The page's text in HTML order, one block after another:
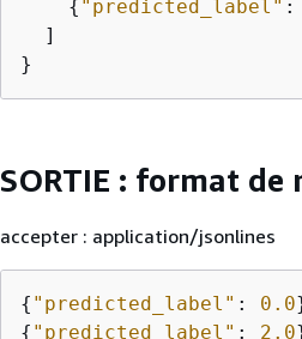
{ "predicted_label" :
  ]
}
SORTIE : format de
accepter : application/jsonlines
{ "predicted_label" : 0.0
{ "predicted_label" : 2.0